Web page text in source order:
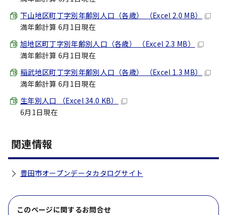
下山地区町丁字別年齢別人口（各歳） （Excel 2.0 MB）
満年齢計算 6月1日現在
旭地区町丁字別年齢別人口（各歳） （Excel 2.3 MB）
満年齢計算 6月1日現在
稲武地区町丁字別年齢別人口（各歳） （Excel 1.3 MB）
満年齢計算 6月1日現在
生年別人口 （Excel 34.0 KB）
6月1日現在
関連情報
豊田市オープンデータカタログサイト
このページに関するお問合せ